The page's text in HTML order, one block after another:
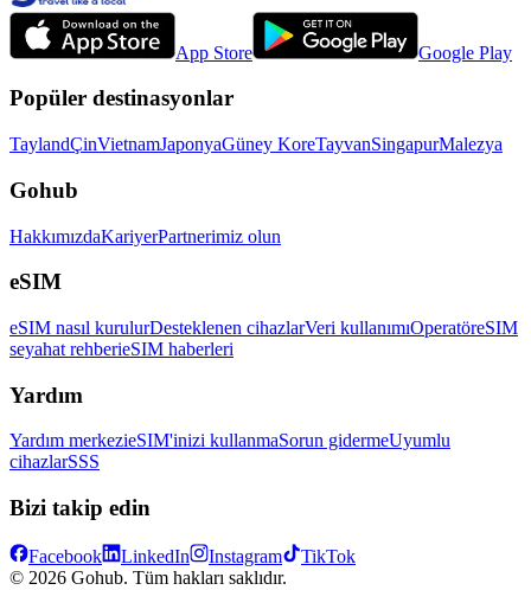
App Store Google Play
Popüler destinasyonlar
TaylandÇinVietnamJaponyaGüney KoreTayvanSingapurMalezya
Gohub
HakkımızdaKariyerPartnerimiz olun
eSIM
eSIM nasıl kurulurDesteklenen cihazlarVeri kullanımıOperatöreSIM
seyahat rehberieSIM haberleri
Yardım
Yardım merkezieSIM'inizi kullanmaSorun gidermeUyumlu
cihazlarSSS
Bizi takip edin
Facebook LinkedIn Instagram
TikTok
© 2026 Gohub. Tüm hakları saklıdır.